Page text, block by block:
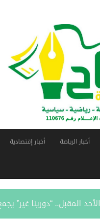
أخبار الرياضة أخبار إقتصادية
الأحد المقبل.. “دورينا غير”